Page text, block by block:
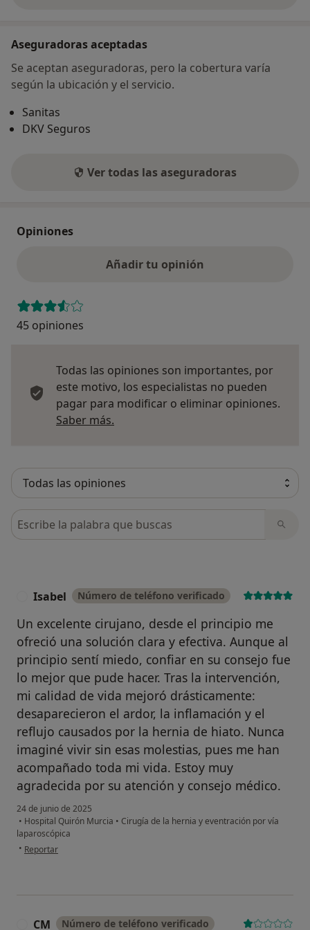
Aseguradoras aceptadas
Se aceptan aseguradoras, pero la cobertura varía
según la ubicación y el servicio.
Sanitas
DKV Seguros
Ver todas las aseguradoras
Opiniones
Añadir tu opinión
45 opiniones
Todas las opiniones son importantes, por
este motivo, los especialistas no pueden
pagar para modificar o eliminar opiniones.
Saber más.
Busca en opiniones
Isabel Número de teléfono verificado
Un excelente cirujano, desde el principio me
ofreció una solución clara y efectiva. Aunque al
principio sentí miedo, confiar en su consejo fue
lo mejor que pude hacer. Tras la intervención,
mi calidad de vida mejoró drásticamente:
desaparecieron el ardor, la inflamación y el
reflujo causados por la hernia de hiato. Nunca
imaginé vivir sin esas molestias, pues me han
acompañado toda mi vida. Estoy muy
agradecida por su atención y consejo médico.
24 de junio de 2025
• Hospital Quirón Murcia • Cirugía de la hernia y eventración por vía
laparoscópica
• en opinión del usuario Isabel
Reportar
CM Número de teléfono verificado